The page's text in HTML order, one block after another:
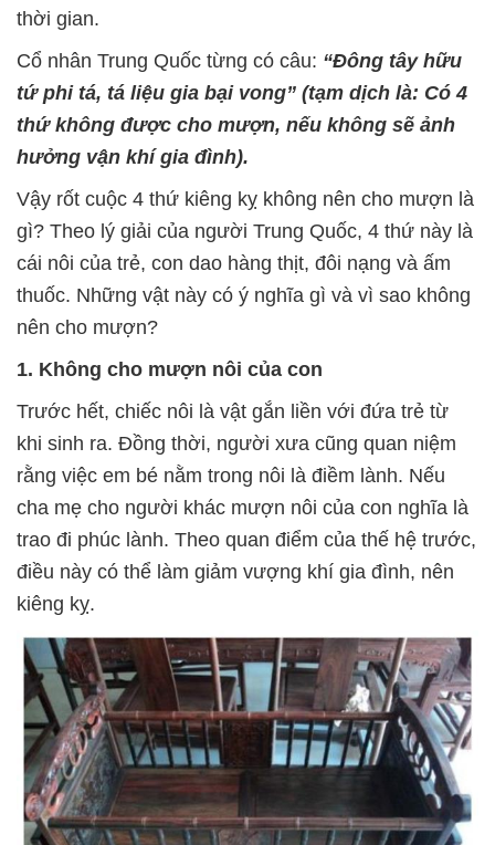
thời gian.
Cổ nhân Trung Quốc từng có câu: “Đông tây hữu
tứ phi tá, tá liệu gia bại vong” (tạm dịch là: Có 4
thứ không được cho mượn, nếu không sẽ ảnh
hưởng vận khí gia đình).
Vậy rốt cuộc 4 thứ kiêng kỵ không nên cho mượn là
gì? Theo lý giải của người Trung Quốc, 4 thứ này là
cái nôi của trẻ, con dao hàng thịt, đôi nạng và ấm
thuốc. Những vật này có ý nghĩa gì và vì sao không
nên cho mượn?
1. Không cho mượn nôi của con
Trước hết, chiếc nôi là vật gắn liền với đứa trẻ từ
khi sinh ra. Đồng thời, người xưa cũng quan niệm
rằng việc em bé nằm trong nôi là điềm lành. Nếu
cha mẹ cho người khác mượn nôi của con nghĩa là
trao đi phúc lành. Theo quan điểm của thế hệ trước,
điều này có thể làm giảm vượng khí gia đình, nên
kiêng kỵ.